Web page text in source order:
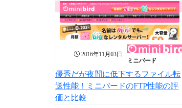
2016年11月03日
ミニバード
優秀だが夜間に低下するファイル転
送性能！ミニバードのFTP性能の評
価と比較